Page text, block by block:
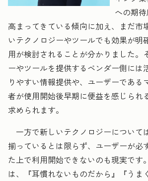
への期
高まってきている傾向に加え、まだ市
いテクノロジーやツールでも効果が明
用が検討されることが分かりました。
ーやツールを提供するベンダー側には
りやすい情報提供や、ユーザーである
者が使用開始後早期に便益を感じられ
求められます。
一方で新しいテクノロジーについて
揃っているとは限らず、ユーザーが必
た上で利用開始できないのも現実です
は、『耳慣れないものだから』『うま